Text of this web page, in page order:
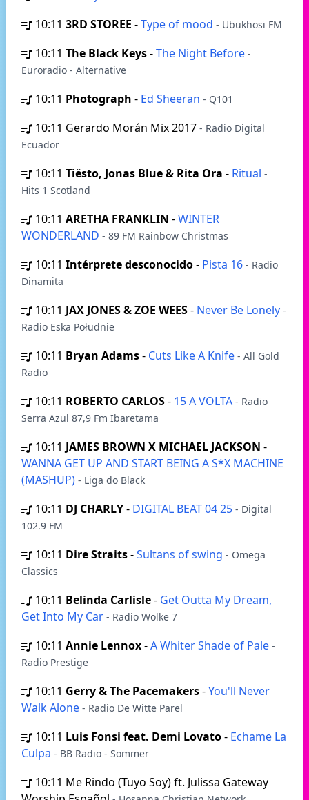
10:11 3RD STOREE -Type of mood - Ubukhosi FM
10:11 The Black Keys-The Night Before -
Euroradio - Alternative
10:11 Photograph - Ed Sheeran - Q101
10:11 Gerardo Morán Mix 2017 - Radio Digital
Ecuador
10:11 Tiësto, Jonas Blue & Rita Ora - Ritual -
Hits 1 Scotland
10:11 ARETHA FRANKLIN -WINTER
WONDERLAND - 89 FM Rainbow Christmas
10:11 Intérprete desconocido- Pista 16 - Radio
Dinamita
10:11 JAX JONES & ZOE WEES- Never Be Lonely -
Radio Eska Południe
10:11 Bryan Adams- Cuts Like A Knife - All Gold
Radio
10:11 ROBERTO CARLOS- 15 A VOLTA - Radio
Serra Azul 87,9 Fm Ibaretama
10:11 JAMES BROWN X MICHAEL JACKSON -
WANNA GET UP AND START BEING A S*X MACHINE
(MASHUP) - Liga do Black
10:11 DJ CHARLY- DIGITAL BEAT 04 25 - Digital
102.9 FM
10:11 Dire Straits-Sultans of swing - Omega
Classics
10:11 Belinda Carlisle- Get Outta My Dream,
Get Into My Car - Radio Wolke 7
10:11 Annie Lennox-A Whiter Shade of Pale -
Radio Prestige
10:11 Gerry & The Pacemakers-You'll Never
Walk Alone - Radio De Witte Parel
10:11 Luis Fonsi feat. Demi Lovato- Echame La
Culpa - BB Radio - Sommer
10:11 Me Rindo (Tuyo Soy) ft. Julissa Gateway